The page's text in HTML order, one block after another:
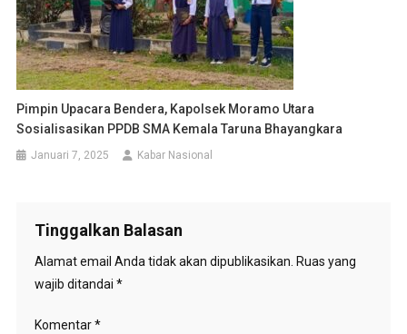
Pimpin Upacara Bendera, Kapolsek Moramo Utara
Sosialisasikan PPDB SMA Kemala Taruna Bhayangkara
Januari 7, 2025 Kabar Nasional
Tinggalkan Balasan
Alamat email Anda tidak akan dipublikasikan. Ruas yang
wajib ditandai *
Komentar*